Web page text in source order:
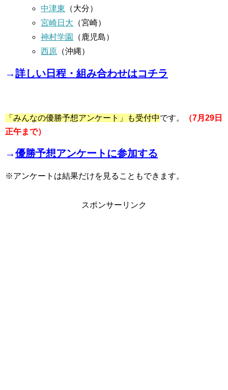
中津東 （大分）
宮崎日大 （宮崎）
神村学園
（鹿児島）
西原 （沖縄）
→詳しい日程・組み合わせはコチラ
「みんなの優勝予想アンケート」も受付中です。
（7月29日
正午まで）
→優勝予想アンケートに参加する
※アンケートは結果だけを見ることもできます。
スポンサーリンク